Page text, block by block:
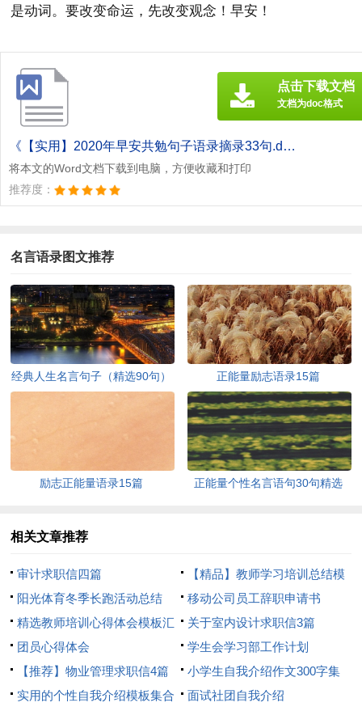
是动词。要改变命运，先改变观念！早安！
《【实用】2020年早安共勉句子语录摘录33句.doc》
将本文的Word文档下载到电脑，方便收藏和打印
推荐度：
点击下载文档
文档为doc格式
名言语录图文推荐
经典人生名言句子（精选90句） 正能量励志语录15篇
励志正能量语录15篇 正能量个性名言语句30句精选
相关文章推荐
审计求职信四篇
【精品】教师学习培训总结模
板8篇
阳光体育冬季长跑活动总结
移动公司员工辞职申请书
精选教师培训心得体会模板汇
总8篇
关于室内设计求职信3篇
团员心得体会
学生会学习部工作计划
【推荐】物业管理求职信4篇
小学生自我介绍作文300字集
合7篇
实用的个性自我介绍模板集合
面试社团自我介绍